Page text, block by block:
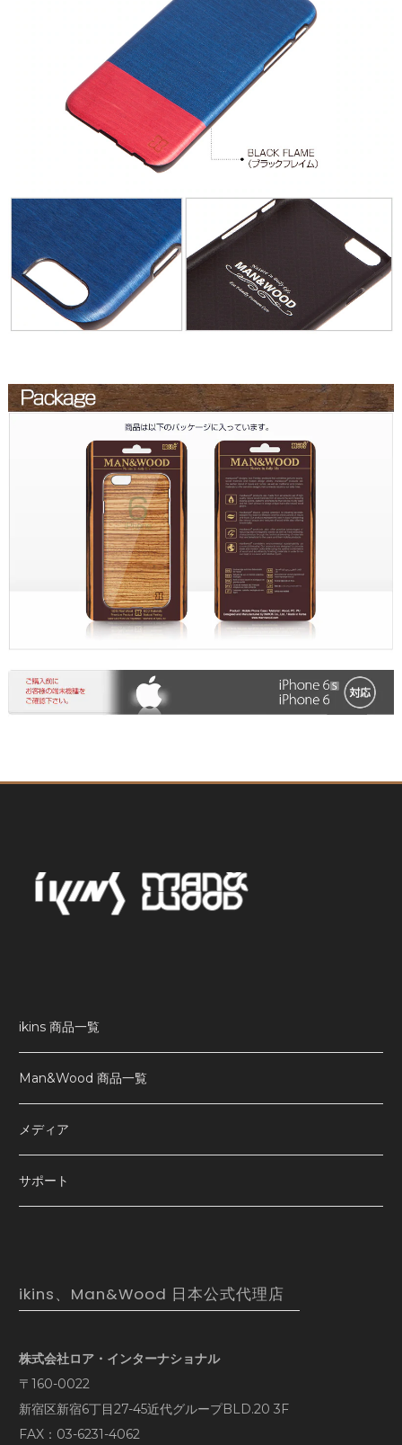
ikins 商品一覧
Man&Wood 商品一覧
メディア
サポート
ikins、Man&Wood 日本公式代理店
株式会社ロア・インターナショナル
〒160-0022
新宿区新宿6丁目27-45近代グループBLD.20 3F
FAX：03-6231-4062